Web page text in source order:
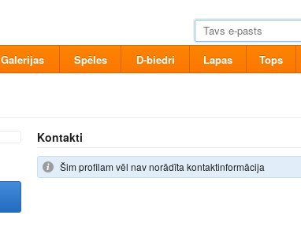
Galerijas Spēles D-biedri Lapas Tops
Kontakti
Šim profilam vēl nav norādīta kontaktinformācija